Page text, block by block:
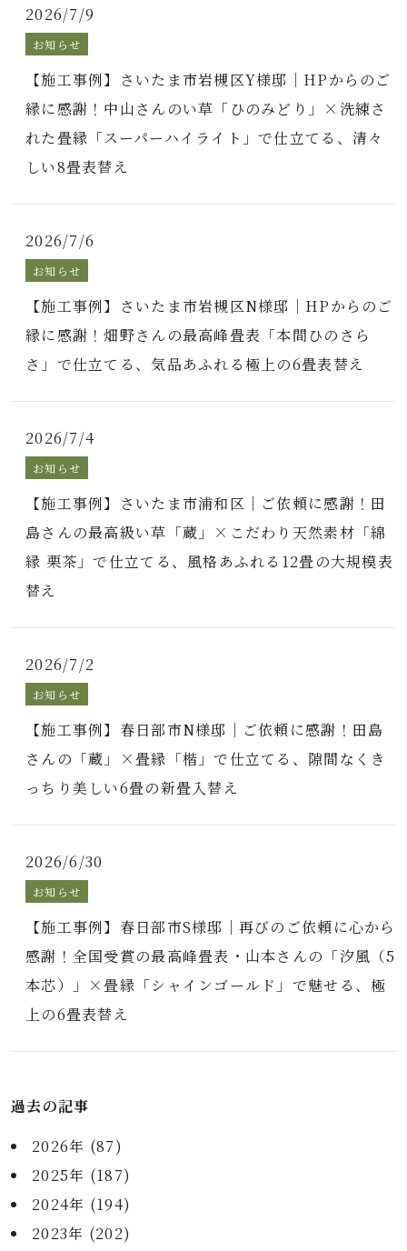
2026/7/9
お知らせ
【施工事例】さいたま市岩槻区Y様邸｜HPからのご
縁に感謝！中山さんのい草「ひのみどり」×洗練さ
れた畳縁「スーパーハイライト」で仕立てる、清々
しい8畳表替え
2026/7/6
お知らせ
【施工事例】さいたま市岩槻区N様邸｜HPからのご
縁に感謝！畑野さんの最高峰畳表「本間ひのさら
さ」で仕立てる、気品あふれる極上の6畳表替え
2026/7/4
お知らせ
【施工事例】さいたま市浦和区｜ご依頼に感謝！田
島さんの最高級い草「蔵」×こだわり天然素材「綿
縁 栗茶」で仕立てる、風格あふれる12畳の大規模表
替え
2026/7/2
お知らせ
【施工事例】春日部市N様邸｜ご依頼に感謝！田島
さんの「蔵」×畳縁「楷」で仕立てる、隙間なくき
っちり美しい6畳の新畳入替え
2026/6/30
お知らせ
【施工事例】春日部市S様邸｜再びのご依頼に心から
感謝！全国受賞の最高峰畳表・山本さんの「汐風（5
本芯）」×畳縁「シャインゴールド」で魅せる、極
上の6畳表替え
過去の記事
2026年 (87)
2025年 (187)
2024年 (194)
2023年 (202)